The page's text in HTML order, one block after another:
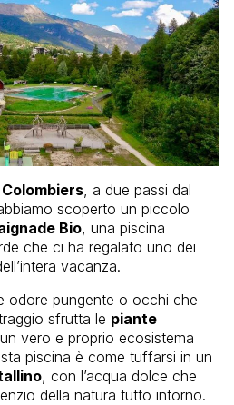
, a due passi dal
scoperto un piccolo
Bio , una piscina
che ci ha regalato uno dei
vacanza.
odore pungente o occhi che
sfrutta le piante
un vero e proprio ecosistema
piscina è come tuffarsi in un
, con l’acqua dolce che
della natura tutto intorno.